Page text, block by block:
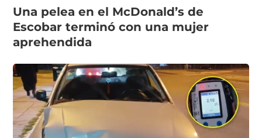
Una pelea en el McDonald’s de
Escobar terminó con una mujer
aprehendida